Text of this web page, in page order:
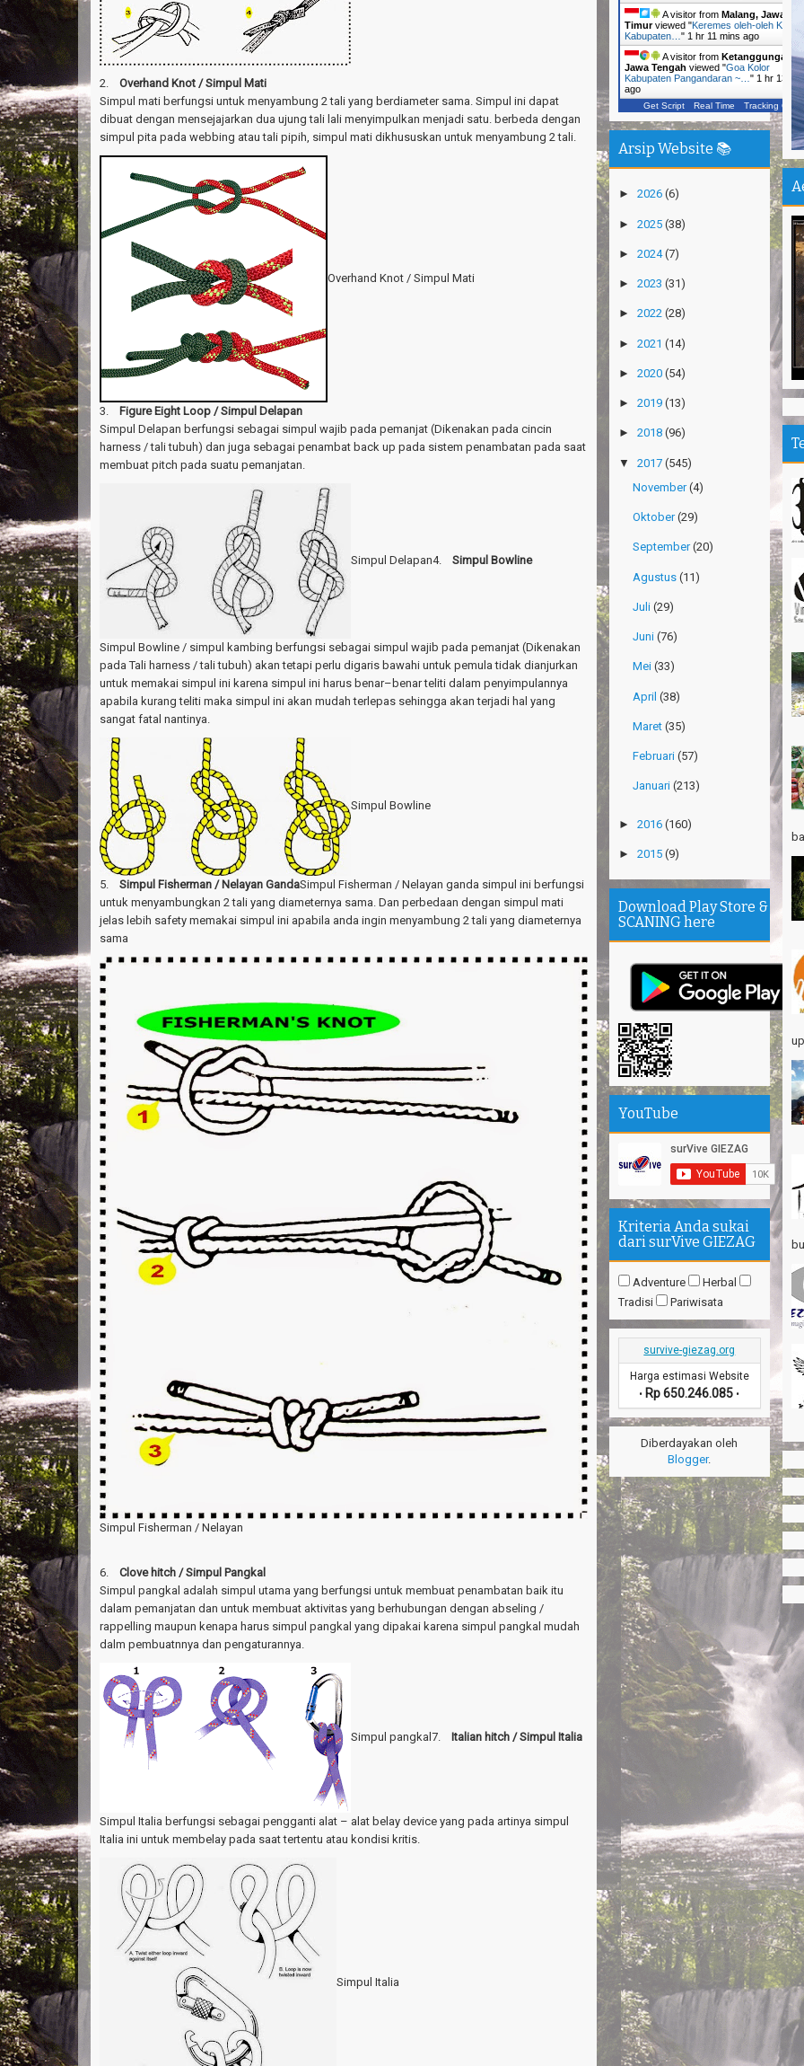
2. Overhand Knot / Simpul Mati
Simpul mati berfungsi untuk menyambung 2 tali yang berdiameter sama. Simpul ini dapat
dibuat dengan mensejajarkan dua ujung tali lali menyimpulkan menjadi satu. berbeda dengan
simpul pita pada webbing atau tali pipih, simpul mati dikhususkan untuk menyambung 2 tali.
Overhand Knot / Simpul Mati
3. Figure Eight Loop / Simpul Delapan
Simpul Delapan berfungsi sebagai simpul wajib pada pemanjat (Dikenakan pada cincin
harness / tali tubuh) dan juga sebagai penambat back up pada sistem penambatan pada saat
membuat pitch pada suatu pemanjatan.
Simpul Delapan4. Simpul Bowline
Simpul Bowline / simpul kambing berfungsi sebagai simpul wajib pada pemanjat (Dikenakan
pada Tali harness / tali tubuh) akan tetapi perlu digaris bawahi untuk pemula tidak dianjurkan
untuk memakai simpul ini karena simpul ini harus benar–benar teliti dalam penyimpulannya
apabila kurang teliti maka simpul ini akan mudah terlepas sehingga akan terjadi hal yang
sangat fatal nantinya.
Simpul Bowline
5. Simpul Fisherman / Nelayan GandaSimpul Fisherman / Nelayan ganda simpul ini berfungsi
untuk menyambungkan 2 tali yang diameternya sama. Dan perbedaan dengan simpul mati
jelas lebih safety memakai simpul ini apabila anda ingin menyambung 2 tali yang diameternya
sama
Simpul Fisherman / Nelayan
6.
Clove hitch / Simpul Pangkal
Simpul pangkal adalah simpul utama yang berfungsi untuk membuat penambatan baik itu
dalam pemanjatan dan untuk membuat aktivitas yang berhubungan dengan abseling /
rappelling maupun kenapa harus simpul pangkal yang dipakai karena simpul pangkal mudah
dalm pembuatnnya dan pengaturannya.
Simpul pangkal7. Italian hitch / Simpul Italia
Simpul Italia berfungsi sebagai pengganti alat – alat belay device yang pada artinya simpul
Italia ini untuk membelay pada saat tertentu atau kondisi kritis.
Simpul Italia
A visitor from Malang, Jawa
Timurviewed "Keremes oleh-oleh Khas
Kabupaten… " 1 hr 11 mins ago
A visitor from Ketanggungan,
Jawa Tengah viewed "Goa Kolor
Kabupaten Pangandaran ~… " 1 hr 13
ago
Get Script Real Time Tracking ON
Arsip Website 📚
► 2026 (6)
► 2025 (38)
► 2024(7)
► 2023 (31)
► 2022 (28)
► 2021 (14)
► 2020 (54)
► 2019 (13)
► 2018 (96)
▼ 2017 (545)
November(4)
Oktober(29)
September(20)
Agustus (11)
Juli (29)
Juni (76)
Mei (33)
April (38)
Maret (35)
Februari (57)
Januari (213)
► 2016 (160)
► 2015 (9)
Download Play Store &
SCANING here
YouTube
Kriteria Anda sukai
dari surVive GIEZAG
Adventure
Herbal
Tradisi
Pariwisata
survive-giezag.org
Harga estimasi Website
• Rp 650.246.085 •
Diberdayakan oleh
Blogger.